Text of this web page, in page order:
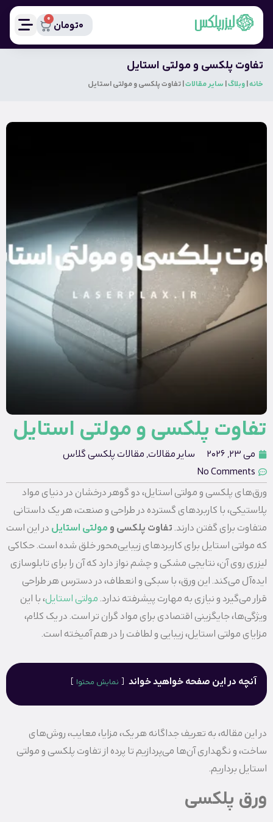
0تومان
0
تفاوت پلکسی و مولتی استایل
خانه وبلاگ سایر مقالات تفاوت پلکسی و مولتی استایل
تفاوت پلکسی و مولتی استایل
می 23, 2026 سایر مقالات, مقالات پلکسی گلاس
No Comments
ورق‌های پلکسی و مولتی استایل، دو گوهر درخشان در دنیای مواد
پلاستیکی، با کاربردهای گسترده در طراحی و صنعت، هر یک داستانی
متفاوت برای گفتن دارند.تفاوت پلکسی و مولتی استایل در این است
که مولتی استایل برای کاربردهای زیبایی‌محور خلق شده است. حکاکی
لیزری روی آن، نتایجی مشکی و چشم‌ نواز دارد که آن را برای تابلوسازی
ایده‌آل می‌کند. این ورق، با سبکی و انعطاف، در دسترس هر طراحی
قرار می‌گیرد و نیازی به مهارت پیشرفته ندارد.مولتی استایل، با این
ویژگی‌ها، جایگزینی اقتصادی برای مواد گران‌ تر است. در یک کلام،
مزایای مولتی استایل، زیبایی و لطافت را در هم آمیخته است.
آنچه در این صفحه خواهید خواند نمایش محتوا
در این مقاله، به تعریف جداگانه هر یک، مزایا، معایب، روش‌های
ساخت، و نگهداری آن‌ها می‌پردازیم تا پرده از تفاوت پلکسی و مولتی
استایل برداریم.
ورق پلکسی